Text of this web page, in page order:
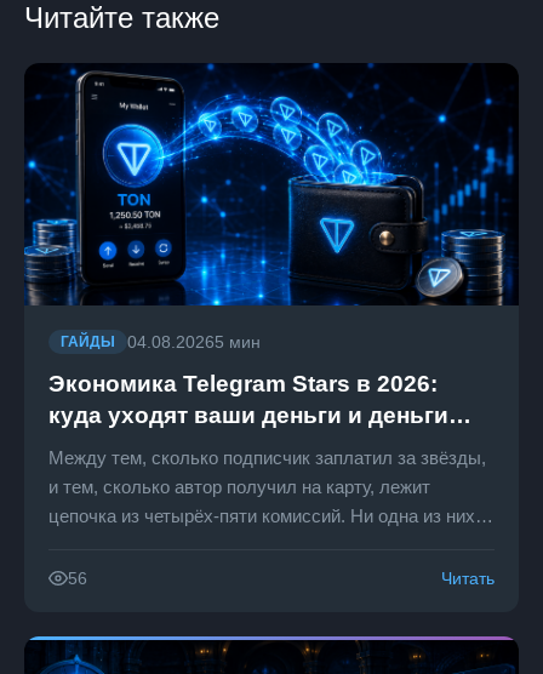
Читайте также
ГАЙДЫ 04.08.20265 мин
Экономика Telegram Stars в 2026:
куда уходят ваши деньги и деньги
авторов
Между тем, сколько подписчик заплатил за звёзды,
и тем, сколько автор получил на карту, лежит
цепочка из четырёх-пяти комиссий. Ни одна из них
мало кто задумывается до первого вывода.
56 Читать